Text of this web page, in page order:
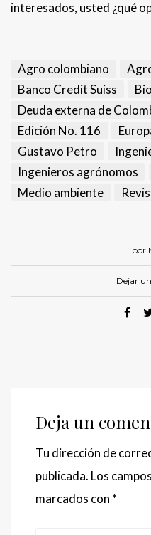
interesados, usted ¿qué
Agro colombiano
Banco Credit Suiss
Deuda externa de
Edición No. 116
Gustavo Petro
Ingenieros agrónomos
Medio ambiente
por
Dejar
Deja un
Tu dirección de
publicada. Los
marcados con *